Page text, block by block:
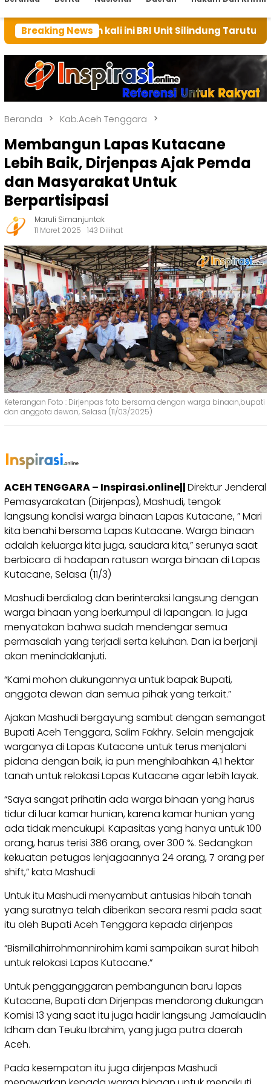
Breaking News
kali ini BRI Unit Silindung Tarutung Ingatkan
Beranda Kab.Aceh Tenggara
Membangun Lapas Kutacane
Lebih Baik, Dirjenpas Ajak Pemda
dan Masyarakat Untuk
Berpartisipasi
Maruli Simanjuntak
11 Maret 2025
143 Dilihat
Keterangan Foto : Dirjenpas foto bersama dengan warga binaan,bupati
dan anggota dewan, Selasa (11/03/2025)
ACEH TENGGARA – Inspirasi.online||Direktur Jenderal
Pemasyarakatan (Dirjenpas), Mashudi, tengok
langsung kondisi warga binaan Lapas Kutacane, ” Mari
kita benahi bersama Lapas Kutacane. Warga binaan
adalah keluarga kita juga, saudara kita,” serunya saat
berbicara di hadapan ratusan warga binaan di Lapas
Kutacane, Selasa (11/3)
Mashudi berdialog dan berinteraksi langsung dengan
warga binaan yang berkumpul di lapangan. Ia juga
menyatakan bahwa sudah mendengar semua
permasalah yang terjadi serta keluhan. Dan ia berjanji
akan menindaklanjuti.
“Kami mohon dukungannya untuk bapak Bupati,
anggota dewan dan semua pihak yang terkait.”
Ajakan Mashudi bergayung sambut dengan semangat
Bupati Aceh Tenggara, Salim Fakhry. Selain mengajak
warganya di Lapas Kutacane untuk terus menjalani
pidana dengan baik, ia pun menghibahkan 4,1 hektar
tanah untuk relokasi Lapas Kutacane agar lebih layak.
“Saya sangat prihatin ada warga binaan yang harus
tidur di luar kamar hunian, karena kamar hunian yang
ada tidak mencukupi. Kapasitas yang hanya untuk 100
orang, harus terisi 386 orang, over 300 %. Sedangkan
kekuatan petugas lenjagaannya 24 orang, 7 orang per
shift,” kata Mashudi
Untuk itu Mashudi menyambut antusias hibah tanah
yang suratnya telah diberikan secara resmi pada saat
itu oleh Bupati Aceh Tenggara kepada dirjenpas
“Bismillahirrohmannirohim kami sampaikan surat hibah
untuk relokasi Lapas Kutacane.”
Untuk pengganggaran pembangunan baru lapas
Kutacane, Bupati dan Dirjenpas mendorong dukungan
Komisi 13 yang saat itu juga hadir langsung Jamalaudin
Idham dan Teuku Ibrahim, yang juga putra daerah
Aceh.
Pada kesempatan itu juga dirjenpas Mashudi